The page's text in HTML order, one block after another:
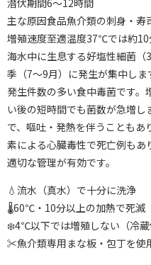
潜伏期間6〜12時間
主な原因食品魚介類の刺身・寿
増殖速度至適温度37℃では約10
海水中に生息する好塩性細菌
季（7〜9月）に発生が集中し
発生件数の多い食中毒菌です
い後の短時間でも菌数が急増
で、嘔吐・発熱を伴うことも
素による心臓毒性で死亡例もあ
適切な管理が有効です。
💧流水（真水）で十分に洗浄
🌡60℃・10分以上の加熱で死滅
❄️4℃以下では増殖しない（冷蔵
✂️魚介類専用まな板・包丁を使